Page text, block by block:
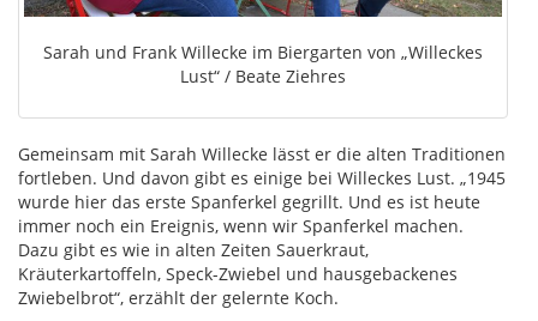
Sarah und Frank Willecke im Biergarten von „Willeckes
Lust“ / Beate Ziehres
Gemeinsam mit Sarah Willecke lässt er die alten Traditionen
fortleben. Und davon gibt es einige bei Willeckes Lust. „1945
wurde hier das erste Spanferkel gegrillt. Und es ist heute
immer noch ein Ereignis, wenn wir Spanferkel machen.
Dazu gibt es wie in alten Zeiten Sauerkraut,
Kräuterkartoffeln, Speck-Zwiebel und hausgebackenes
Zwiebelbrot“, erzählt der gelernte Koch.